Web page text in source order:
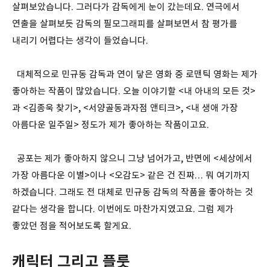
살펴보았습니다. 그러다가 감독에게 눈이 갔는데요. 연극에서
연출을 살펴보듯 감독의 필모그래피를 살펴보면서 참 평가를
내리기 어렵다는 생각이 들었습니다.
대체적으로 민규동 감독과 연이 닿은 영화 중 로맨틱 영화는 제가
좋아하는 작품이 많았습니다. 오늘 이야기할 <내 아내의 모든 것>
과 <김종욱 찾기>, <서양골동과자점 앤티크>, <내 생애 가장
아름다운 일주일> 정도가 제가 좋아하는 작품이고요.
공포는 제가 좋아하지 않으니 그냥 넘어가고, 반면에 <세상에서
가장 아름다운 이별>이나 <오감도> 같은 건 진짜… 뭐 여기까지
하겠습니다. 그래도 전 대체로 민규동 감독의 작품을 좋아하는 것
같다는 생각을 합니다. 이번에도 마찬가지였고요. 그럼 제가
좋았던 점을 적어보도록 할게요.
캐릭터 그리고 플룻